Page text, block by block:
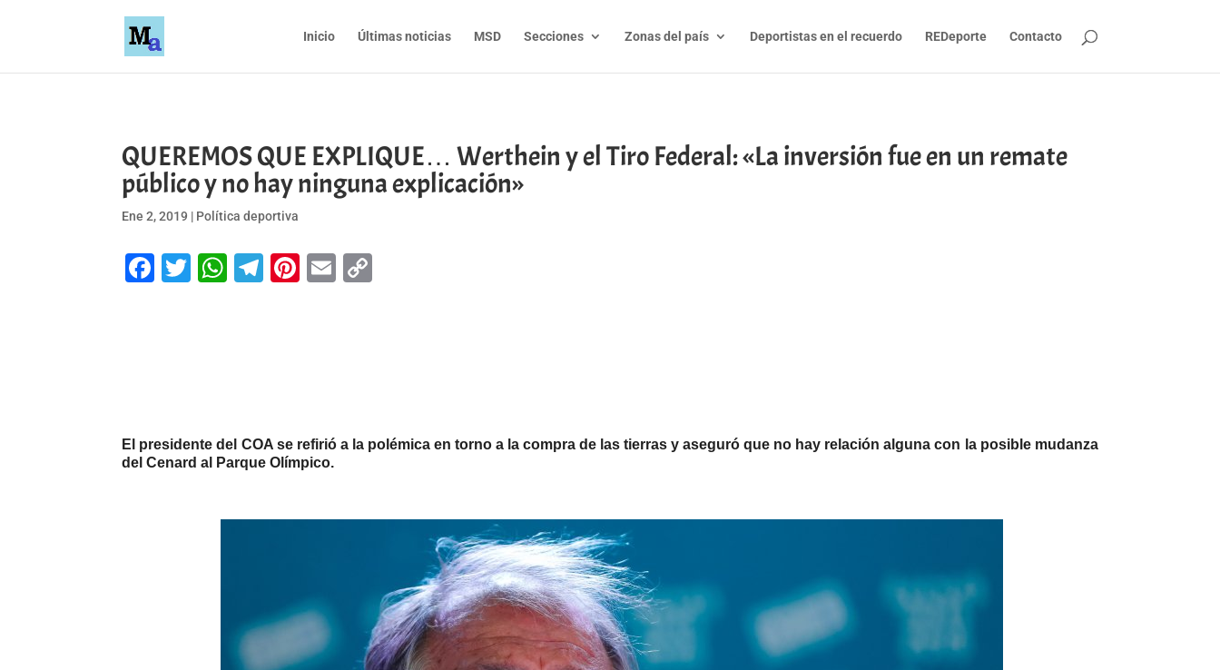
Inicio Últimas noticias MSD Secciones Zonas del país Deportistas en el recuerdo REDeporte Contacto
QUEREMOS QUE EXPLIQUE… Werthein y el Tiro Federal: «La inversión fue en un remate
público y no hay ninguna explicación»
Ene 2, 2019 | Política deportiva
Facebook
Twitter
WhatsApp
Telegram
Pinterest
Email
El presidente del COA se refirió a la polémica en torno a la compra de las tierras y aseguró que no hay relación alguna con la posible mudanza
del Cenard al Parque Olímpico.